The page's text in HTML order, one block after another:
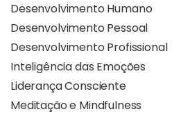
Desenvolvimento Humano
Desenvolvimento Pessoal
Desenvolvimento Profissional
Inteligência das Emoções
Liderança Consciente
Meditação e Mindfulness